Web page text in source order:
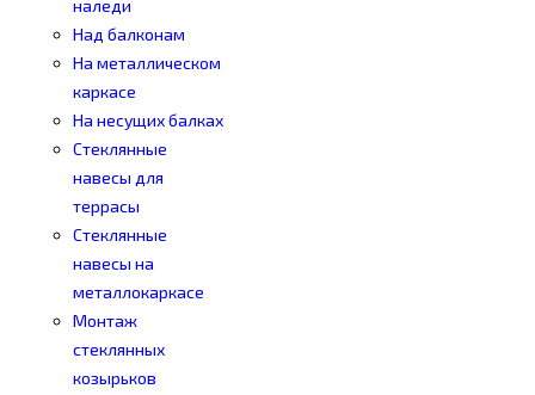
наледи
Над балконам
На металлическом
каркасе
На несущих балках
Стеклянные
навесы для
террасы
Стеклянные
навесы на
металлокаркасе
Монтаж
стеклянных
козырьков